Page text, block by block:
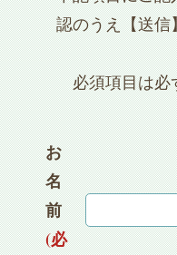
認のうえ【送信
必須項目は必
お
名
前
(必